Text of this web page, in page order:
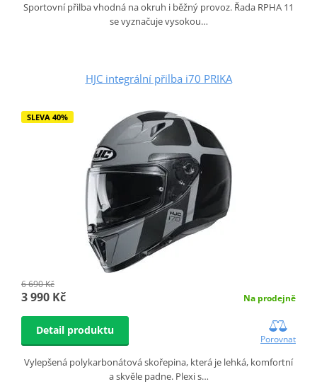
Sportovní přilba vhodná na okruh i běžný provoz. Řada RPHA 11
se vyznačuje vysokou…
HJC integrální přilba i70 PRIKA
SLEVA 40%
6 690 Kč
3 990 Kč Na prodejně
Detail produktu
Porovnat
Vylepšená polykarbonátová skořepina, která je lehká, komfortní
a skvěle padne. Plexi s…